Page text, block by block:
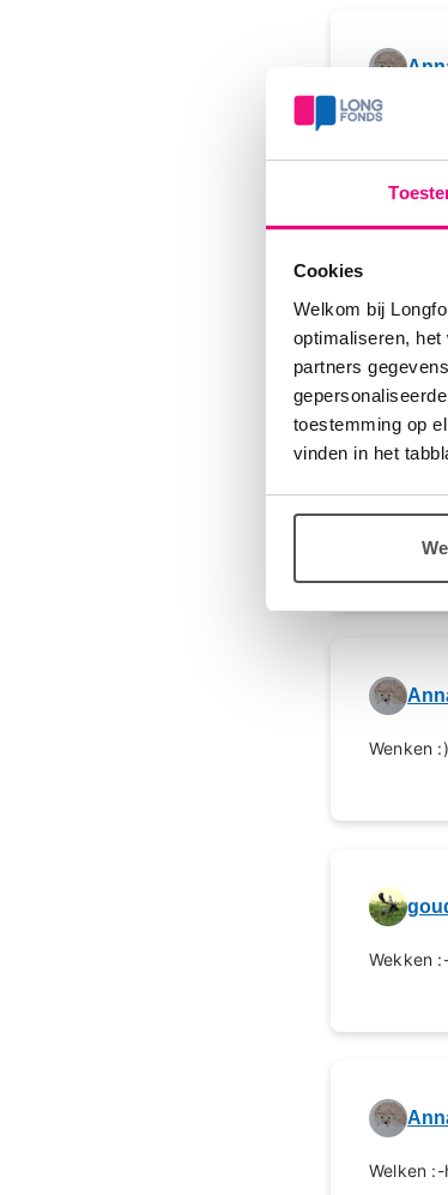
Cookies
Welkom bij
optimaliseren,
partners
toestemming op
vinden in het
Winnen :-h
Wenken
Wennen
Wenken :)
Wekken
Welken :-